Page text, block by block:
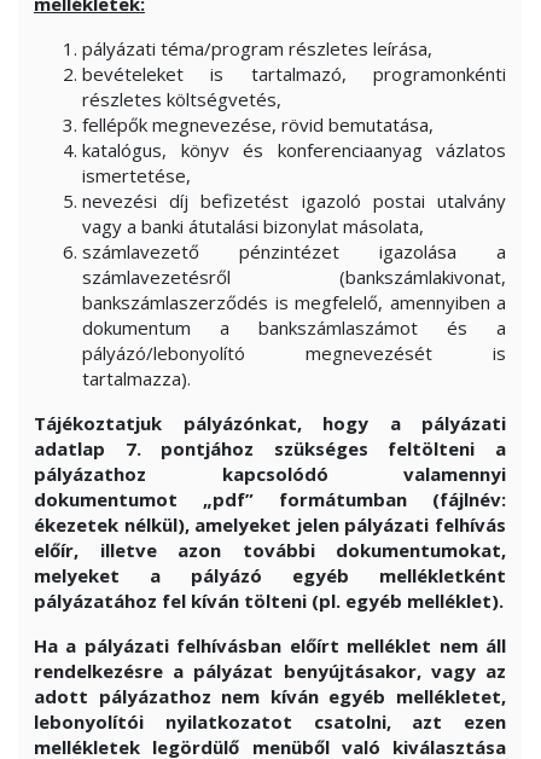
pályázati téma/program részletes leírása,
bevételeket is tartalmazó, programonkénti
részletes költségvetés,
fellépők megnevezése, rövid bemutatása,
katalógus, könyv és konferenciaanyag vázlatos
ismertetése,
nevezési díj befizetést igazoló postai utalvány
vagy a banki átutalási bizonylat másolata,
számlavezető pénzintézet igazolása a
számlavezetésről (bankszámlakivonat,
bankszámlaszerződés is megfelelő, amennyiben a
dokumentum a bankszámlaszámot és a
pályázó/lebonyolító megnevezését is
tartalmazza).
Tájékoztatjuk pályázónkat, hogy a pályázati
adatlap 7. pontjához szükséges feltölteni a
pályázathoz kapcsolódó valamennyi
dokumentumot „pdf” formátumban (fájlnév:
ékezetek nélkül), amelyeket jelen pályázati felhívás
előír, illetve azon további dokumentumokat,
melyeket a pályázó egyéb mellékletként
pályázatához fel kíván tölteni (pl. egyéb melléklet).
Ha a pályázati felhívásban előírt melléklet nem áll
rendelkezésre a pályázat benyújtásakor, vagy az
adott pályázathoz nem kíván egyéb mellékletet,
lebonyolítói nyilatkozatot csatolni, azt ezen
mellékletek legördülő menüből való kiválasztása